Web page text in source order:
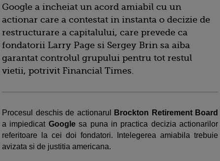
Google a incheiat un acord amiabil cu un
actionar care a contestat in instanta o decizie de
restructurare a capitalului, care prevede ca
fondatorii Larry Page si Sergey Brin sa aiba
garantat controlul grupului pentru tot restul
vietii, potrivit Financial Times.
Procesul deschis de actionarul
Brockton Retirement Board
a impiedicat Googlesa puna in practica decizia actionarilor
referitoare la cei doi fondatori. Intelegerea amiabila trebuie
avizata si de justitia americana.